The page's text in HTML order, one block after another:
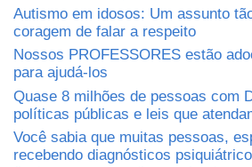
Autismo em idosos: Um assunto
coragem de falar a respeito
Nossos PROFESSORES estão
para ajudá-los
Quase 8 milhões de pessoas com
políticas públicas e leis que
Você sabia que muitas pessoas,
recebendo diagnósticos